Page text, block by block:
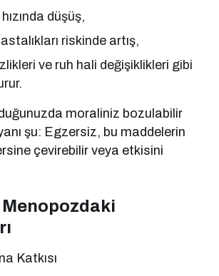
düşüş,
riskinde artış,
ve ruh hali değişiklikleri gibi
moraliniz bozulabilir
şu: Egzersiz, bu maddelerin
çevirebilir veya etkisini
Katkısı